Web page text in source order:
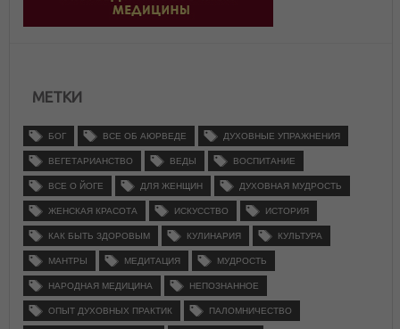
МЕТКИ
БОГ ВСЕ ОБ АЮРВЕДЕ ДУХОВНЫЕ УПРАЖНЕНИЯ
ВЕГЕТАРИАНСТВО ВЕДЫ ВОСПИТАНИЕ
ВСЕ О ЙОГЕ ДЛЯ ЖЕНЩИН ДУХОВНАЯ МУДРОСТЬ
ЖЕНСКАЯ КРАСОТА ИСКУССТВО ИСТОРИЯ
КАК БЫТЬ ЗДОРОВЫМ КУЛИНАРИЯ КУЛЬТУРА
МАНТРЫ МЕДИТАЦИЯ МУДРОСТЬ
НАРОДНАЯ МЕДИЦИНА НЕПОЗНАННОЕ
ОПЫТ ДУХОВНЫХ ПРАКТИК ПАЛОМНИЧЕСТВО